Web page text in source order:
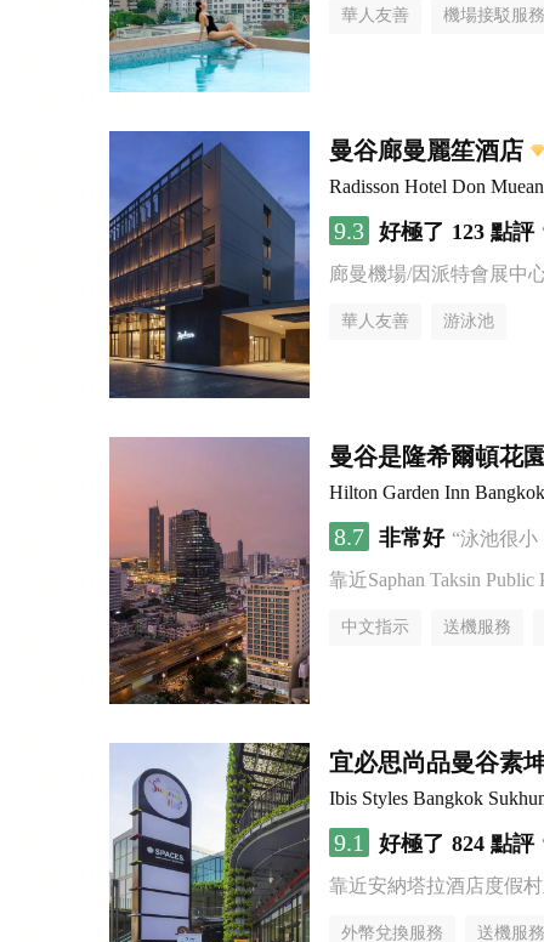
華人友善 機場接駁服務
曼谷廊曼麗笙酒店
Radisson Hotel Don
9.3 好極了 123 點評
廊曼機場/因派特會展中
華人友善 游泳池
曼谷是隆希爾頓花
Hilton Garden Inn
8.7 非常好 “泳池很
靠近Saphan Taksin Public
中文指示 送機服務
宜必思尚品曼谷素
Ibis Styles Bangkok
9.1 好極了 824 點評
靠近安納塔拉酒店度假
外幣兌換服務 送機服務